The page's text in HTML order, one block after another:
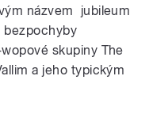
názvem jubileum
bezpochyby
skupiny The
a jeho typickým